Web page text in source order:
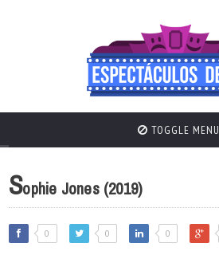
TOGGLE MENU
Sophie Jones (2019)
0 0 0